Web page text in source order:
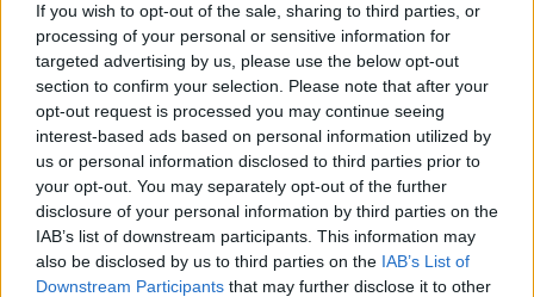
If you wish to opt-out of the sale, sharing to third parties, or
processing of your personal or sensitive information for
targeted advertising by us, please use the below opt-out
section to confirm your selection. Please note that after your
opt-out request is processed you may continue seeing
interest-based ads based on personal information utilized by
us or personal information disclosed to third parties prior to
your opt-out. You may separately opt-out of the further
disclosure of your personal information by third parties on the
IAB’s list of downstream participants. This information may
also be disclosed by us to third parties on the IAB’s List of
Downstream Participants that may further disclose it to other
Ελλάδα|12.05.2025 19:57
Έγκλημα στην Αμφιλοχία:
Προφυλακίστηκε ο συνταξιούχος
αστυνομικός που δολοφόνησε τον
πατέρα του